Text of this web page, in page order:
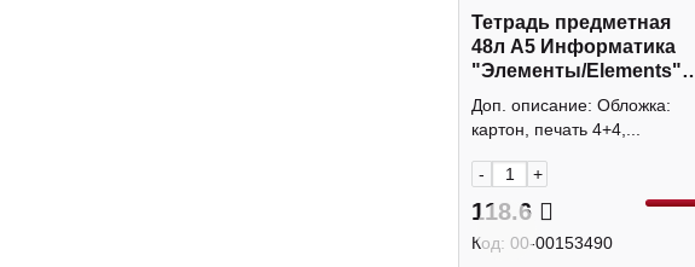
Тетрадь предметная
48л А5 Информатика
"Элементы/Elements"
клетка, картон N6273 Be
Smart
Доп. описание: Обложка:
картон, печать 4+4,...
- +
118.6
Код: 00-00153490